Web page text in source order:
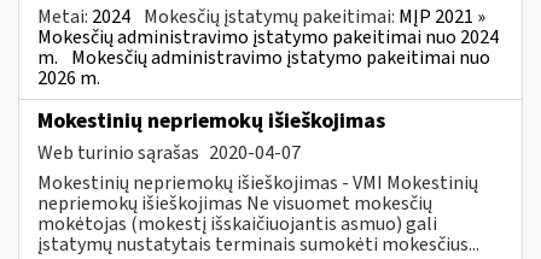
Metai: 2024 Mokesčių įstatymų pakeitimai: MĮP 2021 »
Mokesčių administravimo įstatymo pakeitimai nuo 2024
m. Mokesčių administravimo įstatymo pakeitimai nuo
2026 m.
Mokestinių nepriemokų išieškojimas
Web turinio sąrašas 2020-04-07
Mokestinių nepriemokų išieškojimas - VMI Mokestinių
nepriemokų išieškojimas Ne visuomet mokesčių
mokėtojas (mokestį išskaičiuojantis asmuo) gali
įstatymų nustatytais terminais sumokėti mokesčius...